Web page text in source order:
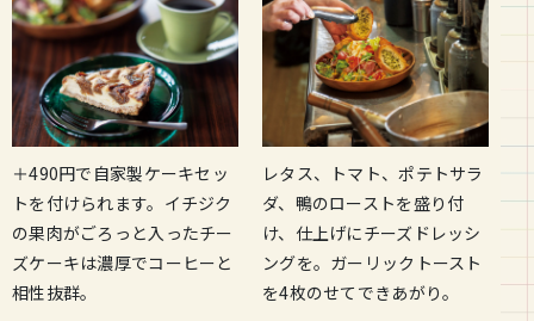
＋490円で自家製ケーキセッ
トを付けられます。イチジク
の果肉がごろっと入ったチー
ズケーキは濃厚でコーヒーと
相性抜群。
レタス、トマト、ポテトサラ
ダ、鴨のローストを盛り付
け、仕上げにチーズドレッシ
ングを。ガーリックトースト
を4枚のせてできあがり。